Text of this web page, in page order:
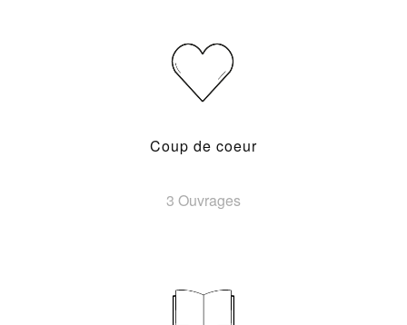
Coup de coeur
3 Ouvrages